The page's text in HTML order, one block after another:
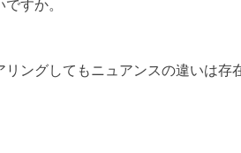
すか。
ングしてもニュアンスの違いは存